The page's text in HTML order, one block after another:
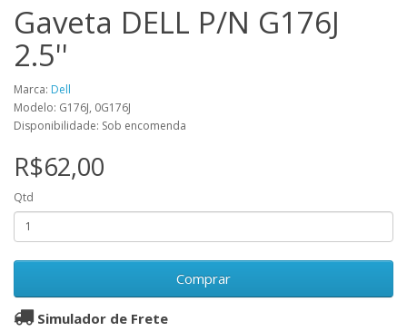
Gaveta DELL P/N G176J
2.5''
Marca: Dell
Modelo: G176J, 0G176J
Disponibilidade: Sob encomenda
R$62,00
Qtd
Comprar
Simulador de Frete